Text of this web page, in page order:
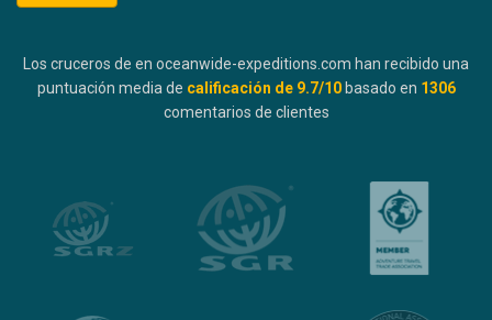
Los cruceros de en oceanwide-expeditions.com han recibido una
puntuación media de calificación de 9.7/10 basado en 1306
comentarios de clientes